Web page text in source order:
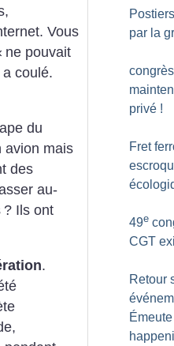
Vous
ne pouvait
coulé.
du
avion mais
des
au-
? Ils ont
.
par la
privé !
Fret
49e
CGT
Retour